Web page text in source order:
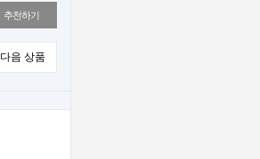
추천하기
다음 상품